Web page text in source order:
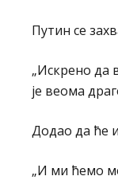
Путин се
„Искрено да
је веома
Додао да ће
„И ми ћемо